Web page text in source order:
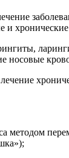
и
носовые
методом